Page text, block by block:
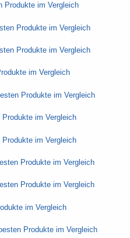
Produkte im Vergleich
Produkte im Vergleich
Produkte im Vergleich
im Vergleich
Produkte im Vergleich
im Vergleich
im Vergleich
Produkte im Vergleich
Produkte im Vergleich
im Vergleich
Produkte im Vergleich